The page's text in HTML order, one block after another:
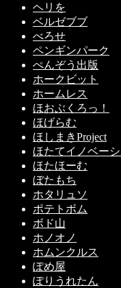
ヘリを
ベルゼブブ
べろせ
ペンギンパーク
ぺんぞう出版
ホークビット
ホームレス
ほおぶくろっ！
ほげらむ
ほしまきProject
ほたてイノベー
ほたほーむ
ぼたもち
ホタリュソ
ポテトボム
ボド山
ホノオノ
ホムンクルス
ぽめ屋
ぽりうれたん